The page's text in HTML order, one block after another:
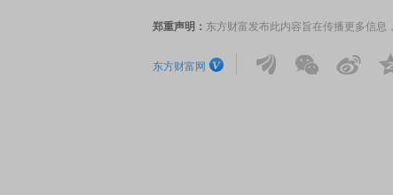
郑重声明： 东方财富发布此内容旨在传播更多信息
东方财富网
K90 至尊版 新品发布会
首席连线｜东方财富证券